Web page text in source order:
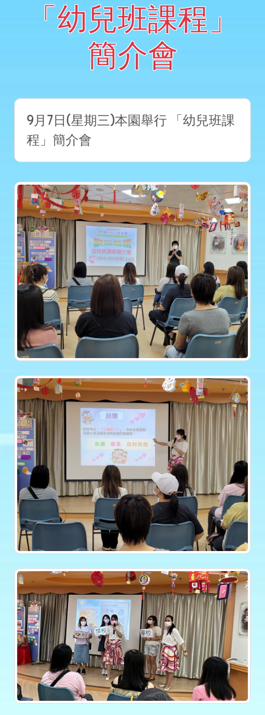
「幼兒班課程」
簡介會
9月7日(星期三)本園舉行 「幼兒班課
程」簡介會